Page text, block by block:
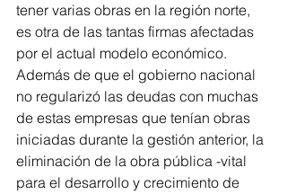
tener varias obras en la región norte,
es otra de las tantas firmas afectadas
por el actual modelo económico.
Además de que el gobierno nacional
no regularizó las deudas con muchas
de estas empresas que tenían obras
iniciadas durante la gestión anterior, la
eliminación de la obra pública -vital
para el desarrollo y crecimiento de